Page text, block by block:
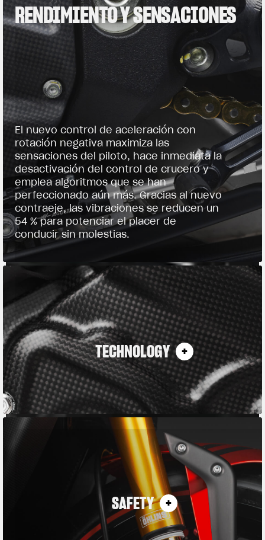
RENDIMIENTO Y SENSACIONES
El nuevo control de aceleración con
rotación negativa maximiza las
sensaciones del piloto, hace inmediata la
desactivación del control de crucero y
emplea algoritmos que se han
perfeccionado aún más. Gracias al nuevo
contraeje, las vibraciones se reducen un
54 % para potenciar el placer de
conducir sin molestias.
TECHNOLOGY
SAFETY